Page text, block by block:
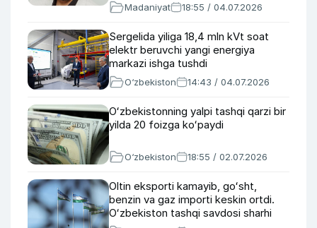
Madaniyat 18:55 / 04.07.2026
Sergelida yiliga 18,4 mln kVt soat
elektr beruvchi yangi energiya
markazi ishga tushdi
O‘zbekiston 14:43 / 04.07.2026
Oʻzbekistonning yalpi tashqi qarzi bir
yilda 20 foizga koʻpaydi
O‘zbekiston 18:55 / 02.07.2026
Oltin eksporti kamayib, goʻsht,
benzin va gaz importi keskin ortdi.
Oʻzbekiston tashqi savdosi sharhi